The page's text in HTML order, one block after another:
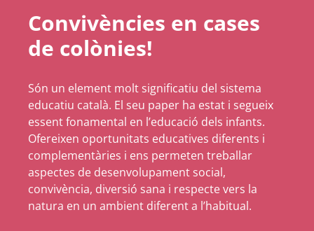
Convivències en cases
de colònies!
Són un element molt significatiu del sistema
educatiu català. El seu paper ha estat i segueix
essent fonamental en l’educació dels infants.
Ofereixen oportunitats educatives diferents i
complementàries i ens permeten treballar
aspectes de desenvolupament social,
convivència, diversió sana i respecte vers la
natura en un ambient diferent a l’habitual.